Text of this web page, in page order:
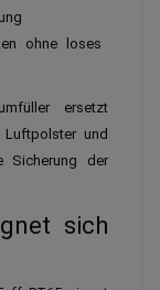
ohne loses
ersetzt
Luftpolster und
Sicherung der
sich